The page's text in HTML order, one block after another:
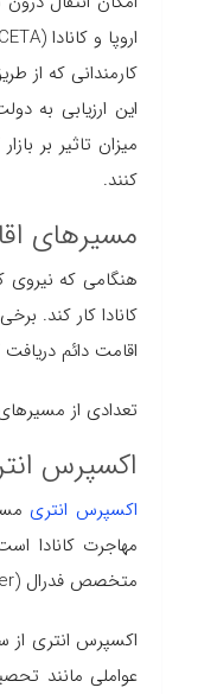
اروپا و کانادا (CETA) مقرراتی برای نقل و انتقالات درون شرکتی دارد، همانطور که در توافقنامه با بریتانیا وجود دارد.
این ارزیابی به
کنند.
مسیرهای
کانادا کار کند.
اقامت دائم دریافت
تعدادی از
اکسپرس
اکسپرس انتری
مهاجرت کانادا
متخصص فدرال (Federal Skilled Worker) و برنامه تجربه کانادایی(Canadian Experience Class) .
اکسپرس انتری از